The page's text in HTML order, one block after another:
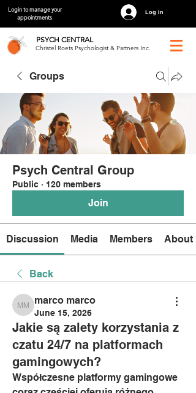
Login to manage your
appointments
Log In
PSYCH CENTRAL
Christel Roets Psychologist & Partners Inc.
Groups
Psych Central Group
Public · 120 members
Join
Discussion Media Members About
Back
marco marco
marco marco
June 15, 2026
Jakie są zalety korzystania z
czatu 24/7 na platformach
gamingowych?
Współczesne platformy gamingowe